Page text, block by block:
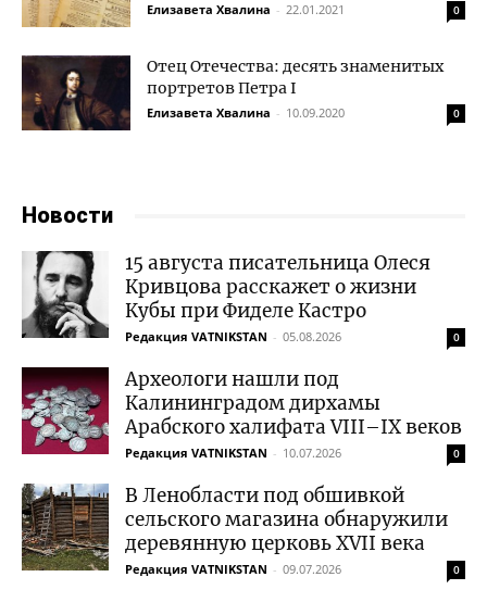
Елизавета Хвалина - 22.01.2021 0
Отец Отечества: десять знаменитых
портретов Петра I
Елизавета Хвалина - 10.09.2020 0
Новости
15 августа писательница Олеся
Кривцова расскажет о жизни
Кубы при Фиделе Кастро
Редакция VATNIKSTAN - 05.08.2026 0
Археологи нашли под
Калининградом дирхамы
Арабского халифата VIII–IX веков
Редакция VATNIKSTAN - 10.07.2026 0
В Ленобласти под обшивкой
сельского магазина обнаружили
деревянную церковь XVII века
Редакция VATNIKSTAN - 09.07.2026 0